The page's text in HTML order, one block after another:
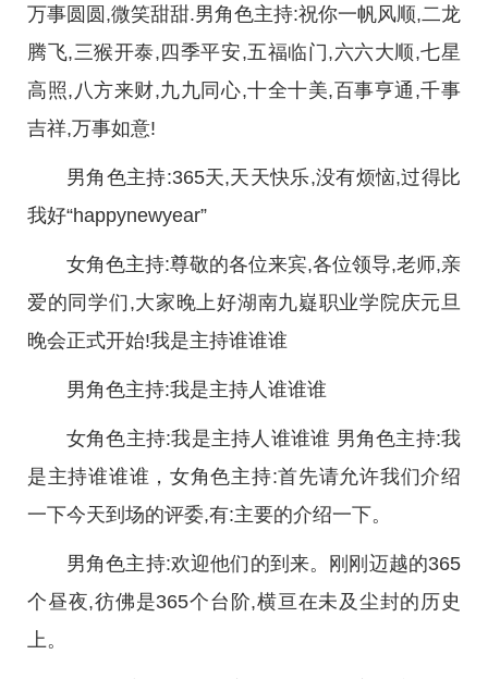
万事圆圆,微笑甜甜.男角色主持:祝你一帆风顺,二龙
腾飞,三猴开泰,四季平安,五福临门,六六大顺,七星
高照,八方来财,九九同心,十全十美,百事亨通,千事
吉祥,万事如意!
男角色主持:365天,天天快乐,没有烦恼,过得比
我好“happynewyear”
女角色主持:尊敬的各位来宾,各位领导,老师,亲
爱的同学们,大家晚上好湖南九嶷职业学院庆元旦
晚会正式开始!我是主持谁谁谁
男角色主持:我是主持人谁谁谁
女角色主持:我是主持人谁谁谁 男角色主持:我
是主持谁谁谁，女角色主持:首先请允许我们介绍
一下今天到场的评委,有:主要的介绍一下。
男角色主持:欢迎他们的到来。刚刚迈越的365
个昼夜,彷佛是365个台阶,横亘在未及尘封的历史
上。